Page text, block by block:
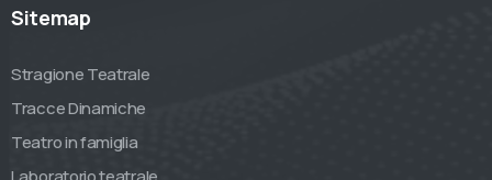
Sitemap
Stragione Teatrale
Tracce Dinamiche
Teatro in famiglia